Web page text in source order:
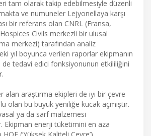
tam olarak takip edebilmesiyle düzenli
ve numuneler Lejyonellaya karşı
bir referans olan CNRL (Fransa,
Civils merkezli bir ulusal
merkezi) tarafından analiz
yıl boyunca verilen raporlar ekipmanın
tedavi edici fonksiyonunun etkililiğini
alan araştırma ekipleri de iyi bir çevre
olan bu büyük yeniliğe kucak açmıştır.
ya da sarf malzemesi
Ekipman enerji tüketimini en aza